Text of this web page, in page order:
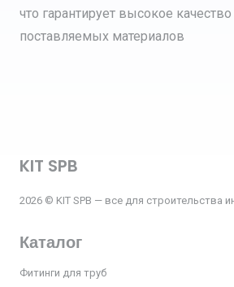
что гарантирует высокое
поставляемых материалов
KIT SPB
2026 © KIT SPB — все для строительства
Каталог
Фитинги для труб